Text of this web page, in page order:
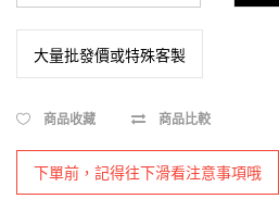
大量批發價或特殊客製
商品收藏 商品比較
下單前，記得往下滑看注意事項哦